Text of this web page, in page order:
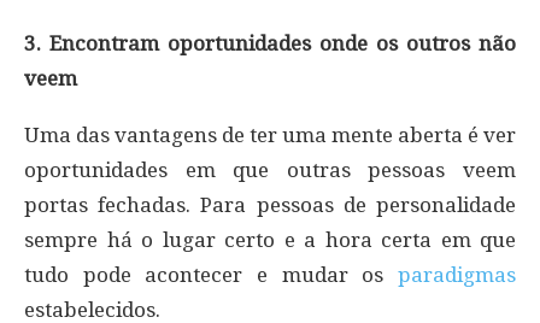
3. Encontram oportunidades onde os outros não
veem
Uma das vantagens de ter uma mente aberta é ver
oportunidades em que outras pessoas veem
portas fechadas. Para pessoas de personalidade
sempre há o lugar certo e a hora certa em que
tudo pode acontecer e mudar os paradigmas
estabelecidos.